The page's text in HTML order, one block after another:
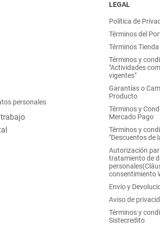
personales
LEGAL
Política de
Términos del
Términos
Términos y
"Actividades
vigentes"
Garantías o
Producto
Términos y
Mercado Pago
Términos y
"Descuentos de
Autorización
tratamiento de
consentimiento
Envío y
Aviso de
Términos y
Sistecredito